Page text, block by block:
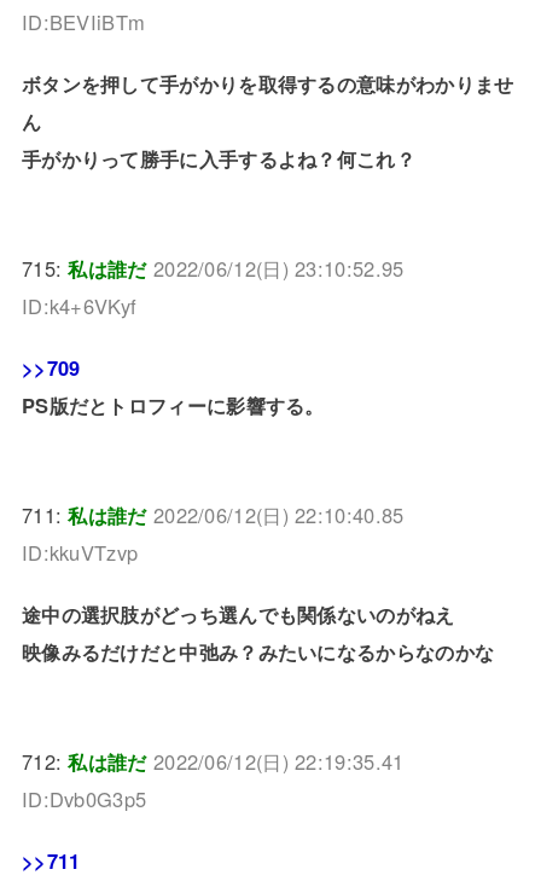
ID:BEVIiBTm
ボタンを押して手がかりを取得するの意味がわかりませ
ん
手がかりって勝手に入手するよね？何これ？
715:私は誰だ 2022/06/12(日) 23:10:52.95
ID:k4+6VKyf
>>709
PS版だとトロフィーに影響する。
711:私は誰だ 2022/06/12(日) 22:10:40.85
ID:kkuVTzvp
途中の選択肢がどっち選んでも関係ないのがねえ
映像みるだけだと中弛み？みたいになるからなのかな
712:私は誰だ 2022/06/12(日) 22:19:35.41
ID:Dvb0G3p5
>>711